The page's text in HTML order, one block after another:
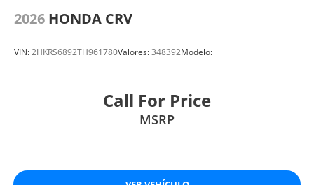
2026 HONDA CRV
VIN:2HKRS6892TH961780Valores:348392Modelo:
Call For Price
MSRP